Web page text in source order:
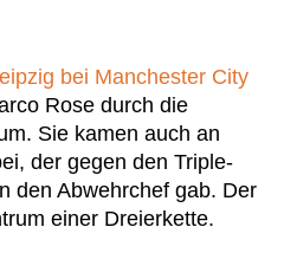
bei Manchester City
Rose durch die
Sie kamen auch an
der gegen den Triple-
den Abwehrchef gab. Der
einer Dreierkette.